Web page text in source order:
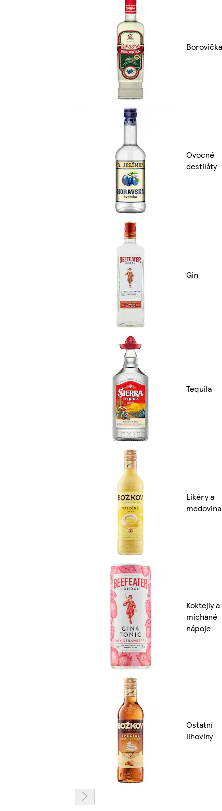
Borovička
Ovocné
destiláty
Gin
Tequila
Likéry a
medovina
Koktejly a
míchané
nápoje
Ostatní
lihoviny